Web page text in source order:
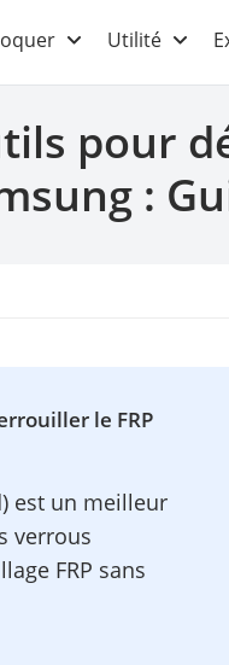
Utilité
pour
:
le FRP
est un meilleur
verrous
FRP sans